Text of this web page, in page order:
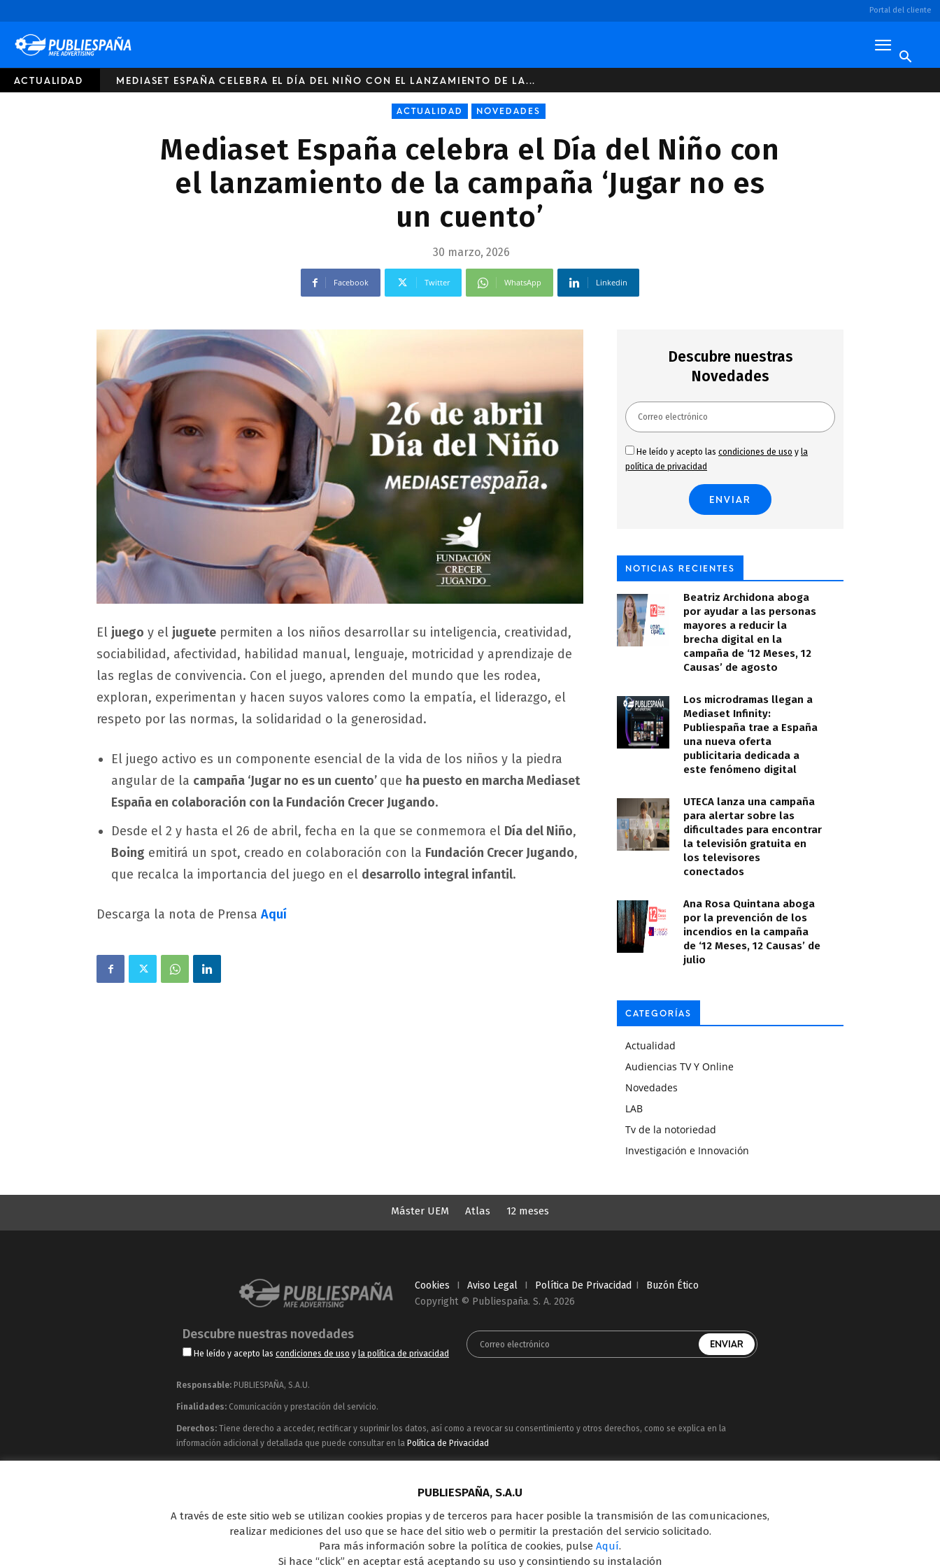
Portal del cliente
ACTUALIDAD MEDIASET ESPAÑA CELEBRA EL DÍA DEL NIÑO CON EL LANZAMIENTO DE LA...
ACTUALIDAD NOVEDADES
Mediaset España celebra el Día del Niño con
el lanzamiento de la campaña ‘Jugar no es
un cuento’
30 marzo, 2026
Facebook Twitter WhatsApp Linkedin
El juego y el juguete permiten a los niños desarrollar su inteligencia, creatividad,
sociabilidad, afectividad, habilidad manual, lenguaje, motricidad y aprendizaje de
las reglas de convivencia. Con el juego, aprenden del mundo que les rodea,
exploran, experimentan y hacen suyos valores como la empatía, el liderazgo, el
respeto por las normas, la solidaridad o la generosidad.
El juego activo es un componente esencial de la vida de los niños y la piedra
angular de la campaña ‘Jugar no es un cuento’ que ha puesto en marcha Mediaset
España en colaboración con la Fundación Crecer Jugando.
Desde el 2 y hasta el 26 de abril, fecha en la que se conmemora el Día del Niño,
Boing emitirá un spot, creado en colaboración con la Fundación Crecer Jugando,
que recalca la importancia del juego en el desarrollo integral infantil.
Descarga la nota de Prensa Aquí
Descubre nuestras
Novedades
He leído y acepto las condiciones de uso y la
política de privacidad
NOTICIAS RECIENTES
Beatriz Archidona aboga
por ayudar a las personas
mayores a reducir la
brecha digital en la
campaña de ‘12 Meses, 12
Causas’ de agosto
Los microdramas llegan a
Mediaset Infinity:
Publiespaña trae a España
una nueva oferta
publicitaria dedicada a
este fenómeno digital
UTECA lanza una campaña
para alertar sobre las
dificultades para encontrar
la televisión gratuita en
los televisores
conectados
Ana Rosa Quintana aboga
por la prevención de los
incendios en la campaña
de ‘12 Meses, 12 Causas’ de
julio
CATEGORÍAS
Actualidad
Audiencias TV Y Online
Novedades
LAB
Tv de la notoriedad
Investigación e Innovación
Máster UEM Atlas 12 meses
Cookies I Aviso Legal I Política De Privacidad I
Buzón Ético
Copyright © Publiespaña. S. A. 2026
Descubre nuestras novedades
He leído y acepto las condiciones de uso y la política de privacidad
Responsable: PUBLIESPAÑA, S.A.U.
Finalidades: Comunicación y prestación del servicio.
Derechos: Tiene derecho a acceder, rectificar y suprimir los datos, así como a revocar su consentimiento y otros derechos, como se explica en la
información adicional y detallada que puede consultar en la Política de Privacidad
Energy y Be Mad, así como de una amplia oferta en el panorama de medios y con una gran experiencia en la comercialización de diferentes soportes en Internet y TV
Outdoor Digital.
PUBLIESPAÑA, S.A.U
A través de este sitio web se utilizan cookies propias y de terceros para hacer posible la transmisión de las comunicaciones,
realizar mediciones del uso que se hace del sitio web o permitir la prestación del servicio solicitado.
Para más información sobre la política de cookies, pulse Aquí.
Si hace “click” en aceptar está aceptando su uso y consintiendo su instalación